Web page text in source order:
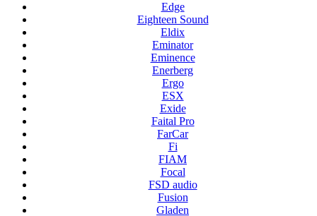
Edge
Eighteen Sound
Eldix
Eminator
Eminence
Enerberg
Ergo
ESX
Exide
Faital Pro
FarCar
Fi
FIAM
Focal
FSD audio
Fusion
Gladen